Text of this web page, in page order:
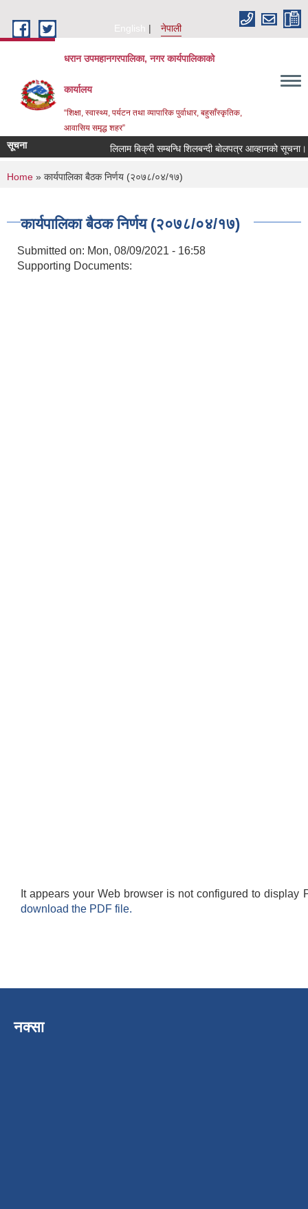
English
नेपाली
धरान उपमहानगरपालिका, नगर कार्यपालिकाको
कार्यालय
“शिक्षा, स्वास्थ्य, पर्यटन तथा व्यापारिक पुर्वाधार, बहुसाँस्कृतिक,
आवासिय समृद्ध शहर”
सूचना लिलाम बिक्री सम्बन्धि शिलबन्दी बोलपत्र आव्हानको सूचना।
You are here
Home » कार्यपालिका बैठक निर्णय (२०७८/०४/१७)
कार्यपालिका बैठक निर्णय (२०७८/०४/१७)
Submitted on: Mon, 08/09/2021 - 16:58
Supporting Documents:
It appears your Web browser is not configured to display
download the PDF file.
नक्सा